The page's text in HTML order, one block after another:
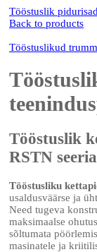
Tööstuslik
Back to products
Tööstuslikud
Tööstuslik
RSTN seeria
Tööstusliku
usaldusväärse ja
Need tugeva
maksimaalse
sõltumata
masinatele ja